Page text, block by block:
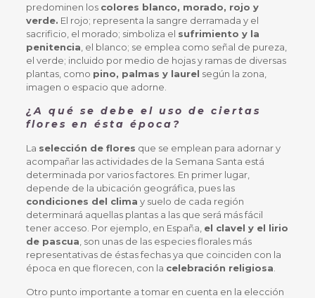
predominen los colores blanco, morado, rojo y
verde. El rojo; representa la sangre derramada y el
sacrificio, el morado; simboliza el sufrimiento y la
penitencia , el blanco; se emplea como señal de pureza,
el verde; incluido por medio de hojas y ramas de diversas
plantas, como pino, palmas y laurel según la zona,
imagen o espacio que adorne.
¿A qué se debe el uso de ciertas
flores en ésta época?
La selección de flores que se emplean para adornar y
acompañar las actividades de la Semana Santa está
determinada por varios factores. En primer lugar,
depende de la ubicación geográfica, pues las
condiciones del clima y suelo de cada región
determinará aquellas plantas a las que será más fácil
tener acceso. Por ejemplo, en España, el clavel y el lirio
de pascua , son unas de las especies florales más
representativas de éstas fechas ya que coinciden con la
época en que florecen, con la celebración religiosa
Otro punto importante a tomar en cuenta en la elección